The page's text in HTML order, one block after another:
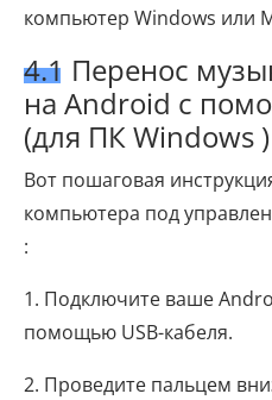
компьютер Windows или
4.1 Перенос
на Android с
(для ПК Windows )
Вот пошаговая
компьютера под
:
1. Подключите ваше
помощью USB-кабеля.
2. Проведите пальцем